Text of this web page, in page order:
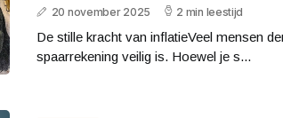
20 november 2025 2 min leestijd
De stille kracht van inflatieVeel mensen
spaarrekening veilig is. Hoewel je s...